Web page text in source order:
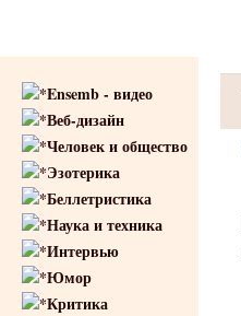
Ensemb - видео
Веб-дизайн
Человек и общество
Эзотерика
Беллетристика
Наука и техника
Интервью
Юмор
Критика